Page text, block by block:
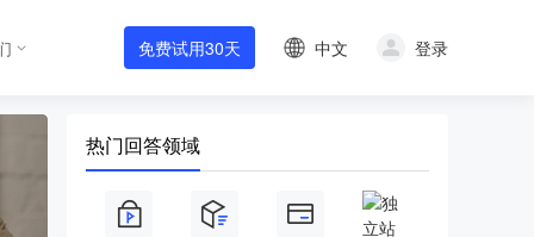
免费试用30天 中文 登录
热门回答领域